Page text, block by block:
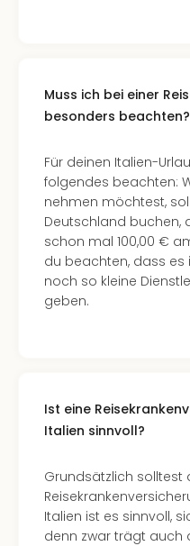
Muss ich bei einer
besonders beachten?
Für deinen Italien-
folgendes beachten:
nehmen möchtest,
Deutschland buchen,
schon mal 100,00 €
du beachten, dass es
noch so kleine
geben.
Ist eine
Italien sinnvoll?
Grundsätzlich solltest
Italien ist es sinnvoll,
denn zwar trägt auch